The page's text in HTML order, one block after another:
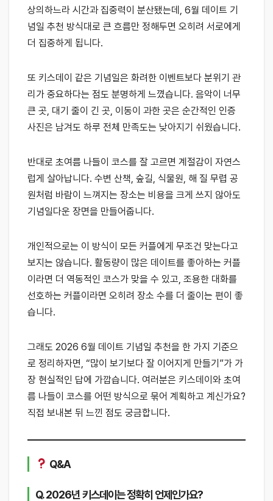
상의하느라 시간과 집중력이 분산됐는데, 6월 데이트 기
념일 추천 방식대로 큰 흐름만 정해두면 오히려 서로에게
더 집중하게 됩니다.
또 키스데이 같은 기념일은 화려한 이벤트보다 분위기 관
리가 중요하다는 점도 분명하게 느꼈습니다. 음악이 너무
큰 곳, 대기 줄이 긴 곳, 이동이 과한 곳은 순간적인 인증
사진은 남겨도 하루 전체 만족도는 낮아지기 쉬웠습니다.
반대로 초여름 나들이 코스를 잘 고르면 계절감이 자연스
럽게 살아납니다. 수변 산책, 숲길, 식물원, 해 질 무렵 공
원처럼 바람이 느껴지는 장소는 비용을 크게 쓰지 않아도
기념일다운 장면을 만들어줍니다.
개인적으로는 이 방식이 모든 커플에게 무조건 맞는다고
보지는 않습니다. 활동량이 많은 데이트를 좋아하는 커플
이라면 더 역동적인 코스가 맞을 수 있고, 조용한 대화를
선호하는 커플이라면 오히려 장소 수를 더 줄이는 편이 좋
습니다.
그래도 2026 6월 데이트 기념일 추천을 한 가지 기준으
로 정리하자면, “많이 보기보다 잘 이어지게 만들기”가 가
장 현실적인 답에 가깝습니다. 여러분은 키스데이와 초여
름 나들이 코스를 어떤 방식으로 묶어 계획하고 계신가요?
직접 보내본 뒤 느낀 점도 궁금합니다.
Q&A
Q. 2026년 키스데이는 정확히 언제인가요?